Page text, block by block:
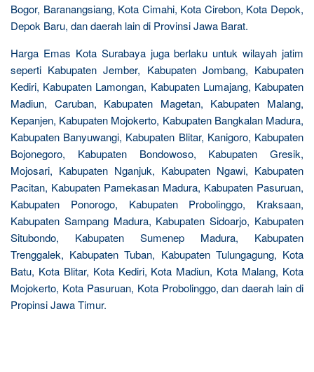
Bogor, Baranangsiang, Kota Cimahi, Kota Cirebon, Kota Depok,
Depok Baru, dan daerah lain di Provinsi Jawa Barat.
Harga Emas Kota Surabaya juga berlaku untuk wilayah jatim
seperti Kabupaten Jember, Kabupaten Jombang, Kabupaten
Kediri, Kabupaten Lamongan, Kabupaten Lumajang, Kabupaten
Madiun, Caruban, Kabupaten Magetan, Kabupaten Malang,
Kepanjen, Kabupaten Mojokerto, Kabupaten Bangkalan Madura,
Kabupaten Banyuwangi, Kabupaten Blitar, Kanigoro, Kabupaten
Bojonegoro, Kabupaten Bondowoso, Kabupaten Gresik,
Mojosari, Kabupaten Nganjuk, Kabupaten Ngawi, Kabupaten
Pacitan, Kabupaten Pamekasan Madura, Kabupaten Pasuruan,
Kabupaten Ponorogo, Kabupaten Probolinggo, Kraksaan,
Kabupaten Sampang Madura, Kabupaten Sidoarjo, Kabupaten
Situbondo, Kabupaten Sumenep Madura, Kabupaten
Trenggalek, Kabupaten Tuban, Kabupaten Tulungagung, Kota
Batu, Kota Blitar, Kota Kediri, Kota Madiun, Kota Malang, Kota
Mojokerto, Kota Pasuruan, Kota Probolinggo, dan daerah lain di
Propinsi Jawa Timur.